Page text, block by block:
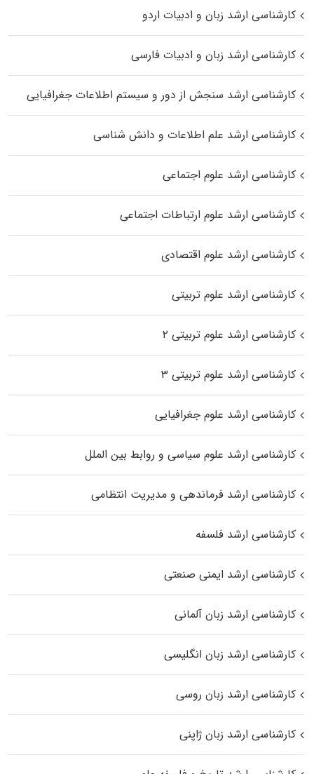
کارشناسی ارشد زبان و ادبیات اردو
کارشناسی ارشد زبان و ادبیات فارسی
کارشناسی ارشد سنجش از دور و سیستم اطلاعات جغرافیایی
کارشناسی ارشد علم اطلاعات و دانش شناسی
کارشناسی ارشد علوم اجتماعی
کارشناسی ارشد علوم ارتباطات اجتماعی
کارشناسی ارشد علوم اقتصادی
کارشناسی ارشد علوم تربیتی
کارشناسی ارشد علوم تربیتی ۲
کارشناسی ارشد علوم تربیتی ۳
کارشناسی ارشد علوم جغرافیایی
کارشناسی ارشد علوم سیاسی و روابط بین الملل
کارشناسی ارشد فرماندهی و مدیریت انتظامی
کارشناسی ارشد فلسفه
کارشناسی ارشد ایمنی صنعتی
کارشناسی ارشد زبان آلمانی
کارشناسی ارشد زبان انگلیسی
کارشناسی ارشد زبان روسی
کارشناسی ارشد زبان ژاپنی